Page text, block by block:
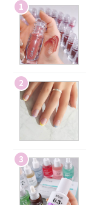
1
2
3